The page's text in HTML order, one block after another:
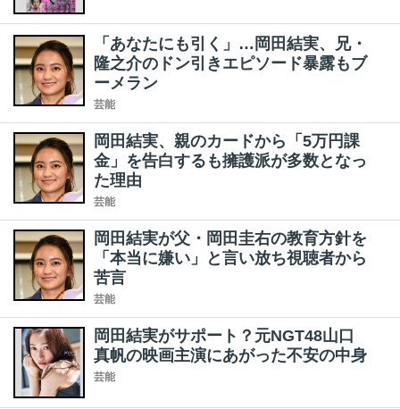
「あなたにも引く」…岡田結実、兄・
隆之介のドン引きエピソード暴露もブ
ーメラン
芸能
岡田結実、親のカードから「5万円課
金」を告白するも擁護派が多数となっ
た理由
芸能
岡田結実が父・岡田圭右の教育方針を
「本当に嫌い」と言い放ち視聴者から
苦言
芸能
岡田結実がサポート？元NGT48山口
真帆の映画主演にあがった不安の中身
芸能